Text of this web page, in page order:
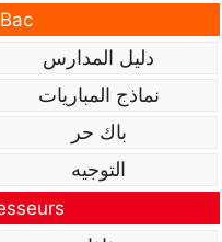
دليل المدارس
نماذج المباريات
باك حر
التوجيه